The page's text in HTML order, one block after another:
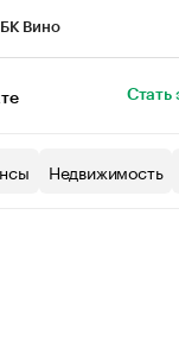
Вино
Стать
Недвижимость